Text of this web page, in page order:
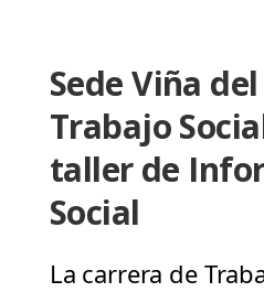
Sede Viña
Trabajo
taller de
Social
La carrera de